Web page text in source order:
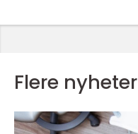
Flere nyheter